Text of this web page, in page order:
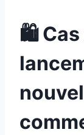
🛍️ Cas